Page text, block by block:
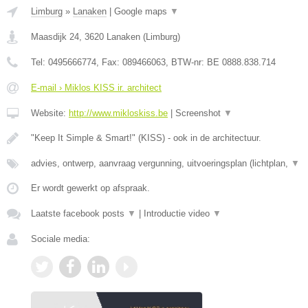
Limburg » Lanaken Google maps ▼
Maasdijk 24, 3620 Lanaken (Limburg)
Tel: 0495666774, Fax: 089466063, BTW-nr: BE 0888.838.714
E-mail › Miklos KISS ir. architect
Website: http://www.mikloskiss.be Screenshot ▼
"Keep It Simple & Smart!" (KISS) - ook in de architectuur.
advies, ontwerp, aanvraag vergunning, uitvoeringsplan (lichtplan, ▼
Er wordt gewerkt op afspraak.
Laatste facebook posts ▼ Introductie video ▼
Sociale media: